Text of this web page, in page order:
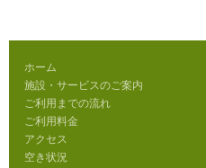
ホーム
施設・サービスのご案内
ご利用までの流れ
ご利用料金
アクセス
空き状況